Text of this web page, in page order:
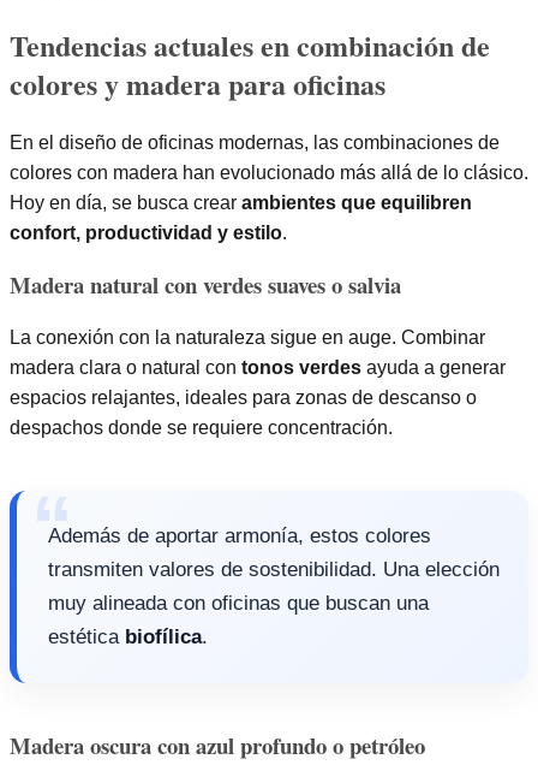
Tendencias actuales en combinación de
colores y madera para oficinas
En el diseño de oficinas modernas, las combinaciones de
colores con madera han evolucionado más allá de lo clásico.
Hoy en día, se busca crear ambientes que equilibren
confort, productividad y estilo.
Madera natural con verdes suaves o salvia
La conexión con la naturaleza sigue en auge. Combinar
madera clara o natural con tonos verdes ayuda a generar
espacios relajantes, ideales para zonas de descanso o
despachos donde se requiere concentración.
Además de aportar armonía, estos colores
transmiten valores de sostenibilidad. Una elección
muy alineada con oficinas que buscan una
estética biofílica.
Madera oscura con azul profundo o petróleo